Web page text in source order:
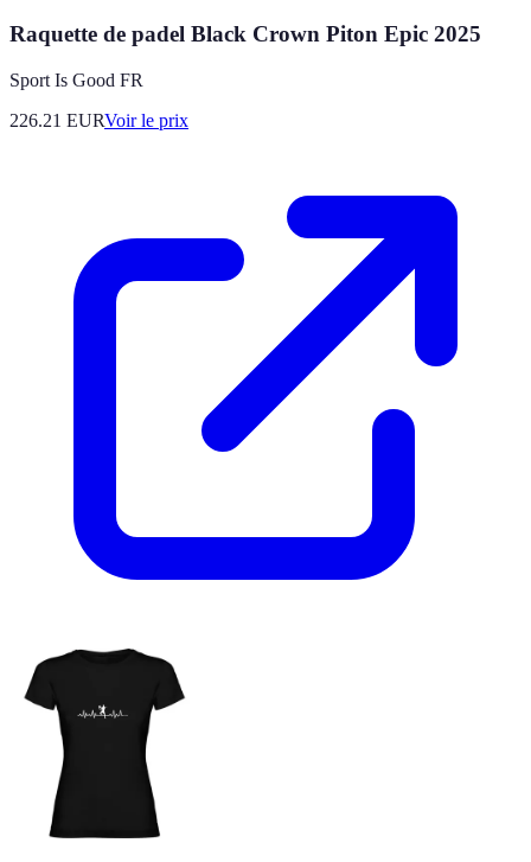
Raquette de padel Black Crown Piton Epic 2025
Sport Is Good FR
226.21 EURVoir le prix